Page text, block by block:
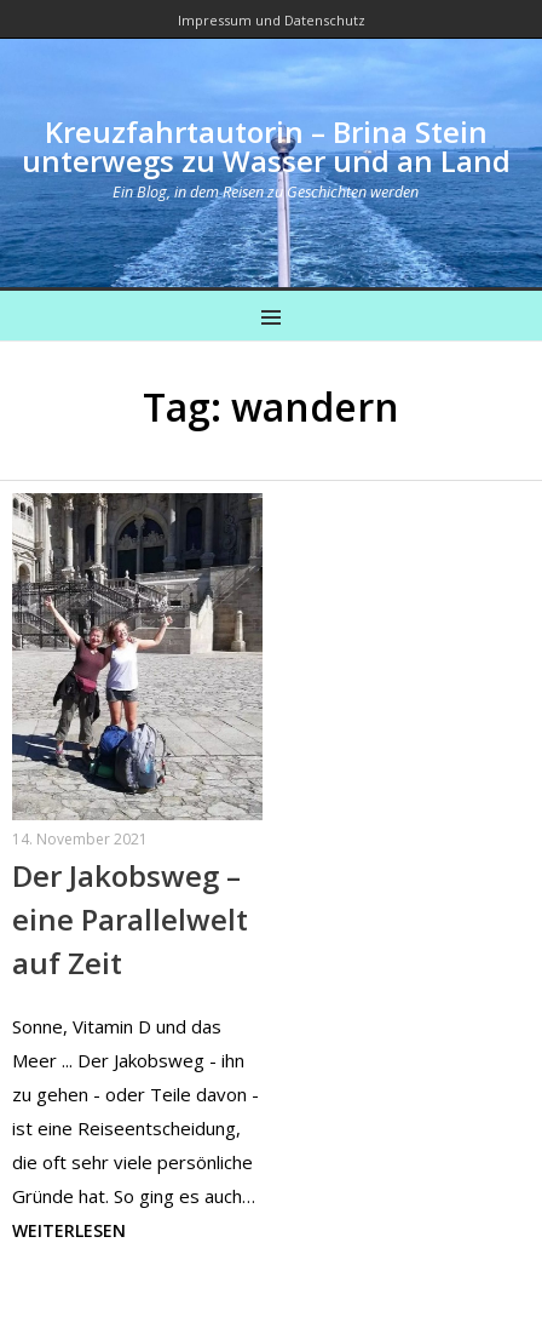
Impressum und Datenschutz
Kreuzfahrtautorin – Brina Stein
unterwegs zu Wasser und an Land
Ein Blog, in dem Reisen zu Geschichten werden
MENU
Tag: wandern
14. November 2021
Der Jakobsweg –
eine Parallelwelt
auf Zeit
Sonne, Vitamin D und das
Meer ... Der Jakobsweg - ihn
zu gehen - oder Teile davon -
ist eine Reiseentscheidung,
die oft sehr viele persönliche
Gründe hat. So ging es auch…
WEITERLESEN